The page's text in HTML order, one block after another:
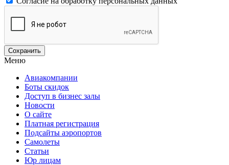
Меню
Авиакомпании
Боты скидок
Доступ в бизнес залы
Новости
О сайте
Платная регистрация
Подсайты аэропортов
Самолеты
Статьи
Юр лицам